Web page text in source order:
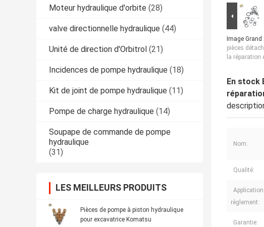
Moteur hydraulique d'orbite (28)
valve directionnelle hydraulique (44)
Unité de direction d'Orbitrol (21)
Incidences de pompe hydraulique (18)
Kit de joint de pompe hydraulique (11)
Pompe de charge hydraulique (14)
Soupape de commande de pompe
hydraulique
(31)
LES MEILLEURS PRODUITS
Pièces de pompe à piston hydraulique
pour excavatrice Komatsu
Image Grand :
pièces
la réparation
En stock
Nom:
Qualité:
règlement:
Garantie: